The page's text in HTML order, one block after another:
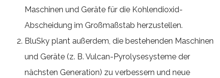
Maschinen und Geräte für die Kohlendioxid-
Abscheidung im Großmaßstab herzustellen.
BluSky plant außerdem, die bestehenden Maschinen
und Geräte (z. B. Vulcan-Pyrolysesysteme der
nächsten Generation) zu verbessern und neue